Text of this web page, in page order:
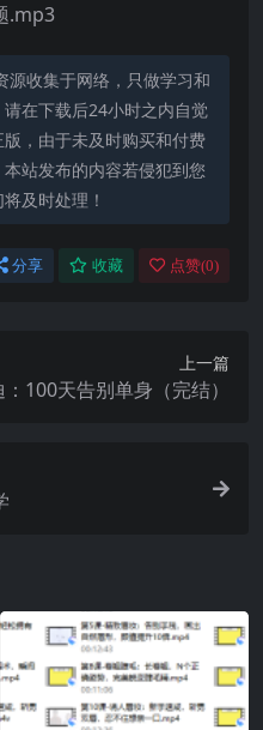
.mp3
源收集于网络，只做学习和
在下载后24小时之内自觉
，由于未及时购买和付费
站发布的内容若侵犯到您
及时处理！
分享 收藏 点赞(0)
上一篇
100天告别单身（完结）